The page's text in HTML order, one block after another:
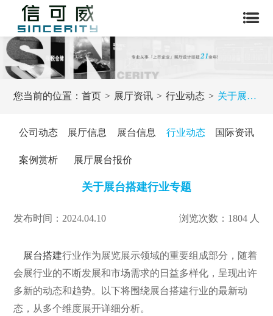
您当前的位置：首页 展厅资讯 行业动态 关于展台搭建行业专题
公司动态 展厅信息 展台信息 行业动态 国际资讯
案例赏析 展厅展台报价
关于展台搭建行业专题
发布时间：2024.04.10 浏览次数：1804 人
展台搭建行业作为展览展示领域的重要组成部分，随着
会展行业的不断发展和市场需求的日益多样化，呈现出许
多新的动态和趋势。以下将围绕展台搭建行业的最新动
态，从多个维度展开详细分析。